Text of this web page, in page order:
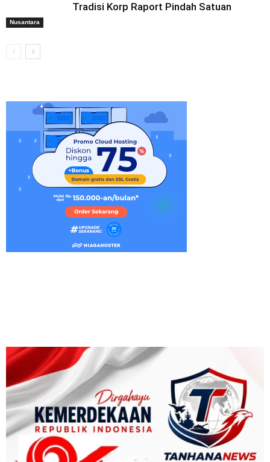
Nusantara
Tradisi Korp Raport Pindah Satuan